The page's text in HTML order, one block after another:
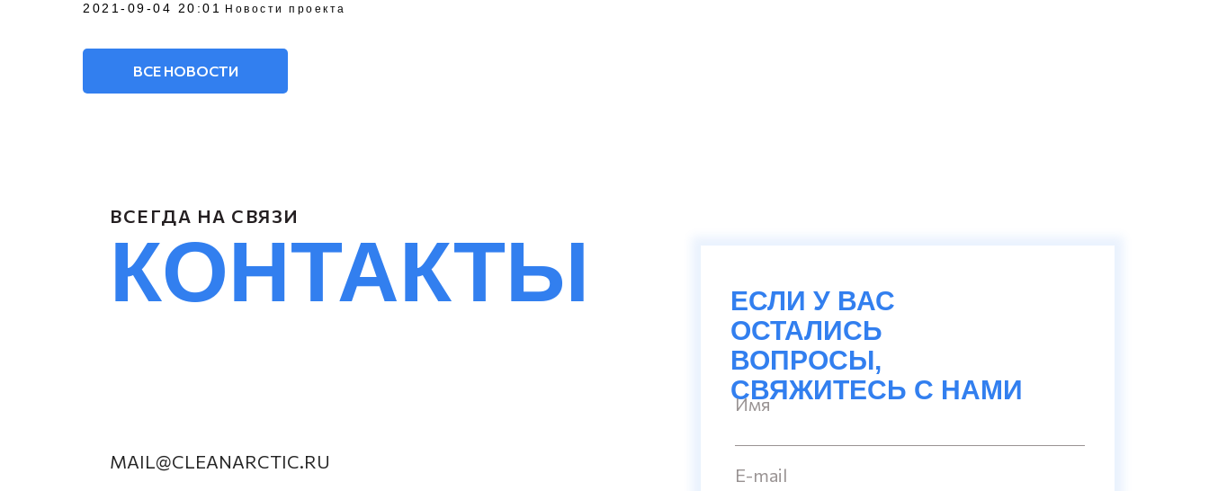
2021-09-04 20:01 Новости проекта
ВСЕ НОВОСТИ
КОНТАКТЫ
ВСЕГДА НА СВЯЗИ
ЕСЛИ У ВАС
ОСТАЛИСЬ
ВОПРОСЫ,
СВЯЖИТЕСЬ С НАМИ
Имя
E-mail
MAIL@CLEANARCTIC.RU